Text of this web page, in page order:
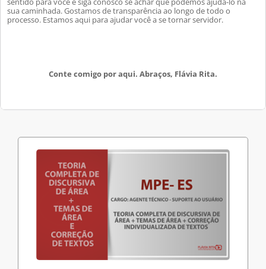
sua caminhada. Gostamos de transparência ao longo de todo o
processo. Estamos aqui para ajudar você a se tornar servidor.
Conte comigo por aqui. Abraços, Flávia Rita.